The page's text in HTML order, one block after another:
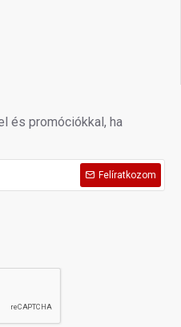
és promóciókkal, ha
Felíratkozom